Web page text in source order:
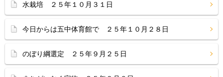
水栽培 ２５年１０月３１日
今日からは五中体育館で ２５年１０月２８日
のぼり綱選定 ２５年９月２５日